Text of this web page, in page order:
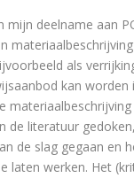
mijn deelname aan
als
kan worden
de literatuur
de slag gegaan en
laten werken. Het